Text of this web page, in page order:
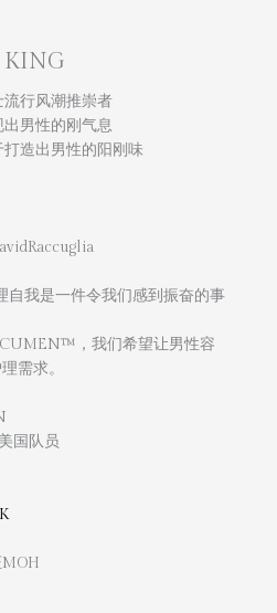
KING
流行风潮推崇者
出男性的刚气息
造出男性的阳刚味
自我是一件令我们感到振奋的事
，我们希望让男性容
需求。
国队员